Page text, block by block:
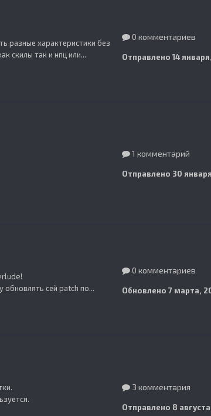
разные характеристики без
скилы так и нпц или...
0 комментариев
Отправлено14
1 комментарий
Отправлено 30
обновлять сей patch по...
0 комментариев
Обновлено 7 марта,
3 комментария
Отправлено 8